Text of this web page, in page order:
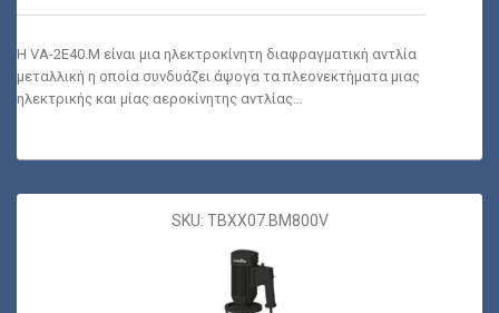
Η VA-2E40.M είναι μια ηλεκτροκίνητη διαφραγματική αντλία
μεταλλική η οποία συνδυάζει άψογα τα πλεονεκτήματα μιας
ηλεκτρικής και μίας αεροκίνητης αντλίας…
SKU: TBXX07.BM800V